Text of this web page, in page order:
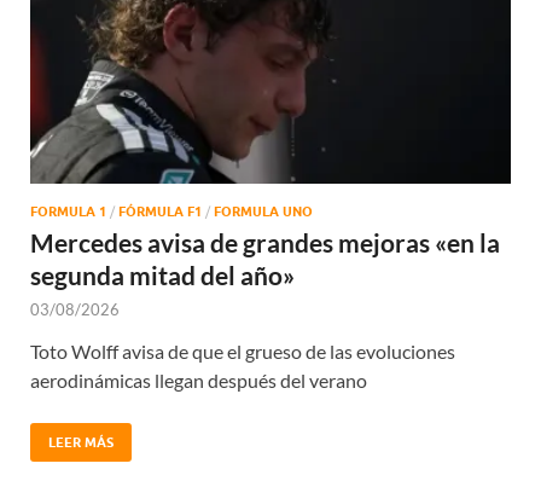
FORMULA 1 / FÓRMULA F1 / FORMULA UNO
Mercedes avisa de grandes mejoras «en la
segunda mitad del año»
03/08/2026
Toto Wolff avisa de que el grueso de las evoluciones
aerodinámicas llegan después del verano
LEER MÁS